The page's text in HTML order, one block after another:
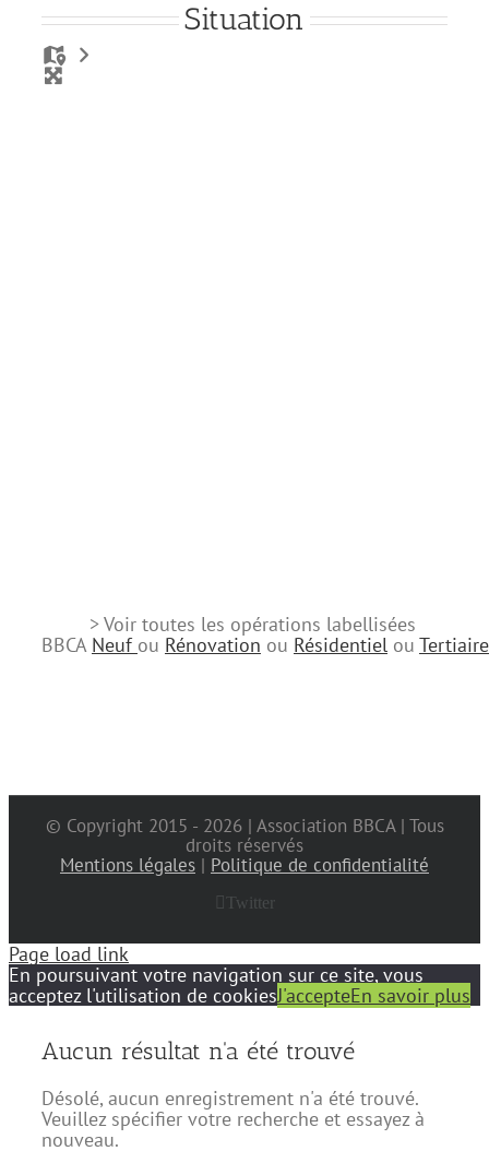
Situation
Aucun résultat n'a été trouvé
Désolé, aucun enregistrement n'a été trouvé.
Veuillez spécifier votre recherche et essayez à
nouveau.
> Voir toutes les opérations labellisées
BBCA Neuf ou Rénovation ou Résidentielou Tertiaire
© Copyright 2015 - 2026 | Association BBCA | Tous
droits réservés
Mentions légales | Politique de confidentialité
Twitter
Page load link
En poursuivant votre navigation sur ce site, vous
acceptez l'utilisation de cookiesJ'accepteEn savoir plus